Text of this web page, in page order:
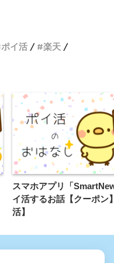
ポイ活
楽天
スマホアプリ「
イ活するお話【クーポン
活】